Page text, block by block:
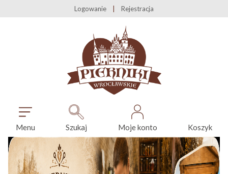
Logowanie Rejestracja
Menu Szukaj Moje konto Koszyk